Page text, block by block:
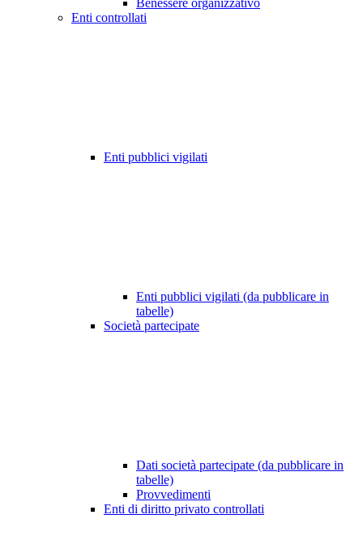
Benessere organizzativo
Enti controllati
Enti pubblici vigilati
Enti pubblici vigilati (da pubblicare in
tabelle)
Società partecipate
Dati società partecipate (da pubblicare in
tabelle)
Provvedimenti
Enti di diritto privato controllati